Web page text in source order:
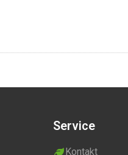
Service
Kontakt